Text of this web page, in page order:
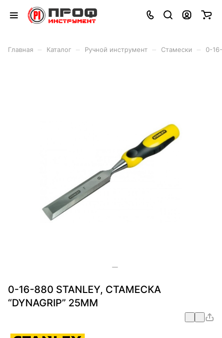
Главная Каталог Ручной инструмент Стамески 0-
0-16-880 STANLEY, СТАМЕСКА
“DYNAGRIP” 25ММ